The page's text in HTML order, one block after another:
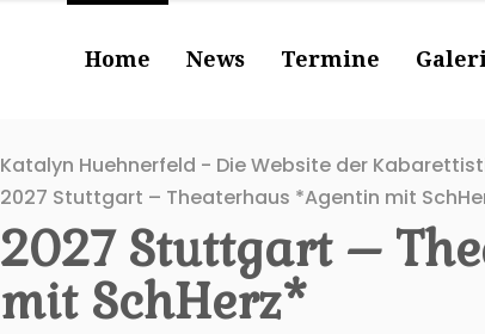
Home News Termine
Katalyn Huehnerfeld - Die Website der
2027 Stuttgart – Theaterhaus *Agentin mit
2027 Stuttgart –
mit SchHerz*